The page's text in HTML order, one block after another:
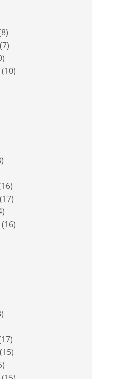
(7)
(10)
(17)
(16)
(15)